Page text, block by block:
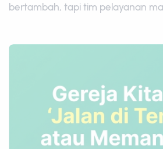
bertambah, tapi tim pelayanan